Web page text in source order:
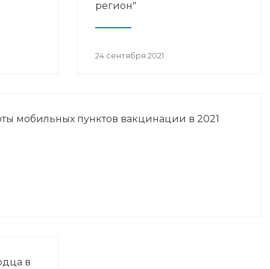
регион"
24 сентября 2021
мобильных пунктов вакцинации в 2021
в